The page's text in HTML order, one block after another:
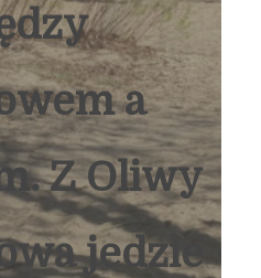
a
Z Oliwy
jedzie